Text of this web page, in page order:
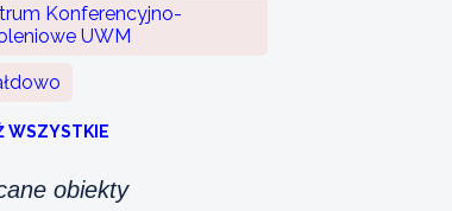
Konferencyjno-
UWM
WSZYSTKIE
obiekty